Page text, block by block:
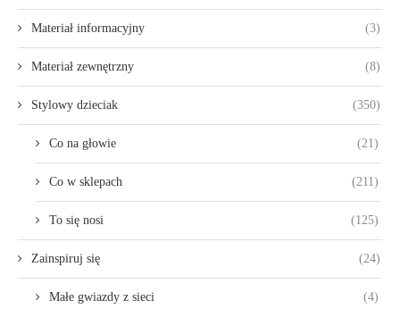
Materiał informacyjny (3)
Materiał zewnętrzny (8)
Stylowy dzieciak (350)
Co na głowie (21)
Co w sklepach (211)
To się nosi (125)
Zainspiruj się (24)
Małe gwiazdy z sieci (4)